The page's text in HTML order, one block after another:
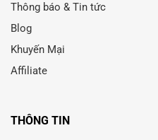
Thông báo & Tin tức
Blog
Khuyến Mại
Affiliate
THÔNG TIN